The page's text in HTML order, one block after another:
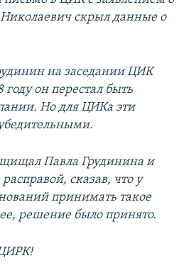
скрыл данные о
на заседании ЦИК
году он перестал быть
Но для ЦИКа эти
Павла Грудинина и
сказав, что у
принимать такое
решение было принято.